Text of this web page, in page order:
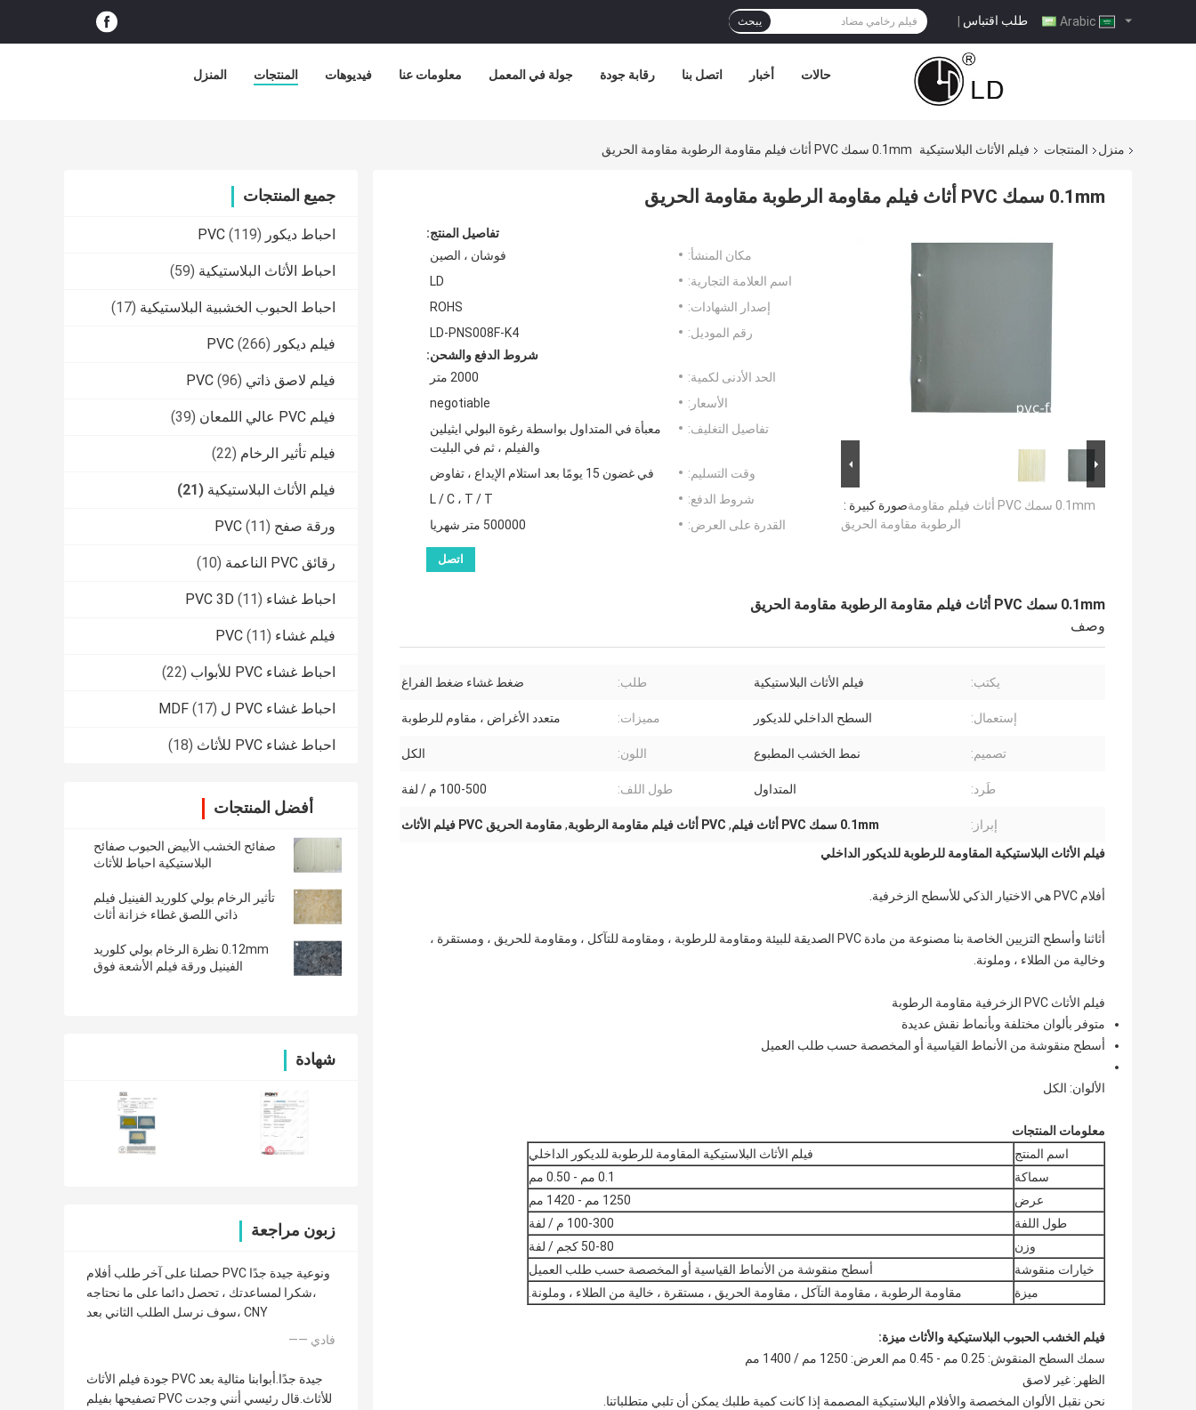
طلب اقتباس | يبحث
المنزل المنتجات فيديوهات معلومات عنا جولة في المعمل رقابة جودة اتصل بنا أخبار حالات
منزل المنتجات فيلم الأثاث البلاستيكية 0.1mm سمك PVC أثاث فيلم مقاومة الرطوبة مقاومة الحريق
جميع المنتجات
احباط ديكور PVC (119)
احباط الأثاث البلاستيكية (59)
احباط الحبوب الخشبية البلاستيكية (17)
فيلم ديكور PVC (266)
فيلم لاصق ذاتي PVC (96)
فيلم PVC عالي اللمعان (39)
فيلم تأثير الرخام (22)
فيلم الأثاث البلاستيكية (21)
ورقة صفح PVC (11)
رقائق PVC الناعمة (10)
احباط غشاء PVC 3D (11)
فيلم غشاء PVC (11)
احباط غشاء PVC للأبواب (22)
احباط غشاء PVC ل MDF (17)
احباط غشاء PVC للأثاث (18)
أفضل المنتجات
صفائح الخشب الأبيض الحبوب صفائح
البلاستيكية احباط للأثاث
تأثير الرخام بولي كلوريد الفينيل فيلم
ذاتي اللصق غطاء خزانة أثاث
0.12mm نظرة الرخام بولي كلوريد
الفينيل ورقة فيلم الأشعة فوق
شهادة
زبون مراجعة
حصلنا على آخر طلب أفلام PVC ونوعية جيدة جدًا
،شكرا لمساعدتك ، تحصل دائما على ما نحتاجه
،سوف نرسل الطلب الثاني بعد CNY
—— فادي
جودة فيلم الأثاث PVC جيدة جدًا.أبوابنا مثالية بعد
تصفيحها بفيلم PVC للأثاث.قال رئيسي أنني وجدت
0.1mm سمك PVC أثاث فيلم مقاومة الرطوبة مقاومة الحريق
صورة كبيرة :0.1mm سمك PVC أثاث فيلم مقاومة
الرطوبة مقاومة الحريق
تفاصيل المنتج:
مكان المنشأ:
فوشان ، الصين
اسم العلامة التجارية:
LD
إصدار الشهادات:
ROHS
رقم الموديل:
LD-PNS008F-K4
شروط الدفع والشحن:
الحد الأدنى لكمية:
2000 متر
الأسعار:
negotiable
تفاصيل التغليف:
معبأة في المتداول بواسطة رغوة البولي ايثيلين
والفيلم ، ثم في البليت
وقت التسليم:
في غضون 15 يومًا بعد استلام الإيداع ، تفاوض
شروط الدفع:
L / C ، T / T
القدرة على العرض:
500000 متر شهريا
اتصل
0.1mm سمك PVC أثاث فيلم مقاومة الرطوبة مقاومة الحريق
وصف
يكتب: فيلم الأثاث البلاستيكية طلب: ضغط غشاء ضغط الفراغ
إستعمال: السطح الداخلي للديكور مميزات: متعدد الأغراض ، مقاوم للرطوبة
تصميم: نمط الخشب المطبوع اللون: الكل
طَرد: المتداول طول اللف: 100-500 م / لفة
إبراز: 0.1mm سمك PVC أثاث فيلم , PVC أثاث فيلم مقاومة الرطوبة , مقاومة الحريق PVC فيلم الأثاث
فيلم الأثاث البلاستيكية المقاومة للرطوبة للديكور الداخلي
أفلام PVC هي الاختيار الذكي للأسطح الزخرفية.
أثاثنا وأسطح التزيين الخاصة بنا مصنوعة من مادة PVC الصديقة للبيئة ومقاومة للرطوبة ، ومقاومة للتآكل ، ومقاومة للحريق ، ومستقرة ،
وخالية من الطلاء ، وملونة.
فيلم الأثاث PVC الزخرفية مقاومة الرطوبة
متوفر بألوان مختلفة وبأنماط نقش عديدة
أسطح منقوشة من الأنماط القياسية أو المخصصة حسب طلب العميل
الألوان: الكل
معلومات المنتجات
اسم المنتج
فيلم الأثاث البلاستيكية المقاومة للرطوبة للديكور الداخلي
سماكة
0.1 مم - 0.50 مم
عرض
1250 مم - 1420 مم
طول اللفة
100-300 م / لفة
وزن
50-80 كجم / لفة
خيارات منقوشة
أسطح منقوشة من الأنماط القياسية أو المخصصة حسب طلب العميل
ميزة
مقاومة الرطوبة ، مقاومة التآكل ، مقاومة الحريق ، مستقرة ، خالية من الطلاء ، وملونة.
فيلم الخشب الحبوب البلاستيكية والأثاث ميزة:
سمك السطح المنقوش: 0.25 مم - 0.45 مم العرض: 1250 مم / 1400 مم
الظهر: غير لاصق
نحن نقبل الألوان المخصصة والأفلام البلاستيكية المصممة إذا كانت كمية طلبك يمكن أن تلبي متطلباتنا.